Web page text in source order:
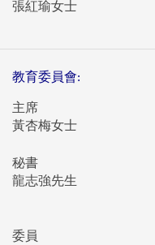
張紅瑜女士
教育委員會:
主席
黃杏梅女士
秘書
龍志強先生
委員